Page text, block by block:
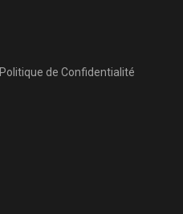
Politique de Confidentialité